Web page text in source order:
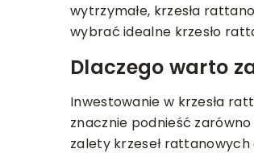
wytrzymałe, krzesła
wybrać idealne krzesło
Dlaczego warto
Inwestowanie w krzesła
znacznie podnieść
zalety krzeseł
WYPOSAŻENIE OGRODU
może zmienić
twojego ogrodu po